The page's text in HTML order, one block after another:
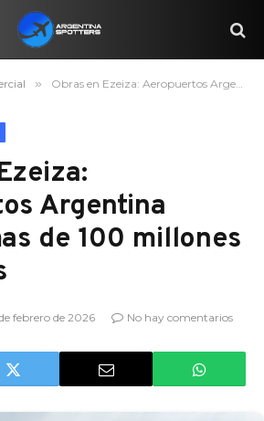
» Obras en Ezeiza: Aeropuertos Argentina invierte mas de 100 millones de dolares
Argentina
de 100 millones
febrero de 2026 No hay comentarios